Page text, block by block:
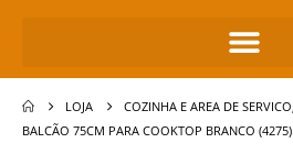
LOJA COZINHA E AREA DE SERVICO
BALCÃO 75CM PARA COOKTOP BRANCO (4275)